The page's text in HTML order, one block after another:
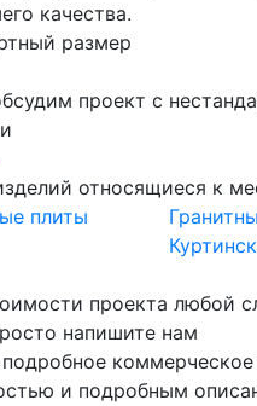
качества.
размер
проект с
относящиеся к
плиты
проекта любой
напишите нам
и подробным